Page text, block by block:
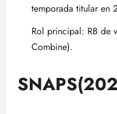
temporada titular en
Rol principal: RB
Combine).